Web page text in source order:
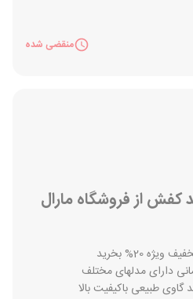
منقضی شده
کفش از فروشگاه مارال
20% بخرید
دارای مدلهای مختلف